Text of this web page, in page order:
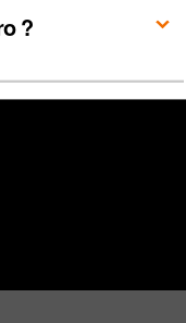
?